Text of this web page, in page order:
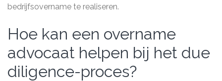
bedrijfsovername te realiseren.
Hoe kan een overname
advocaat helpen bij het due
diligence-proces?